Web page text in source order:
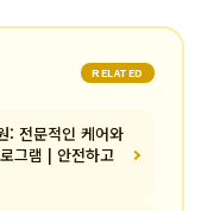
RELATED
: 전문적인 케어와
그램 | 안전하고